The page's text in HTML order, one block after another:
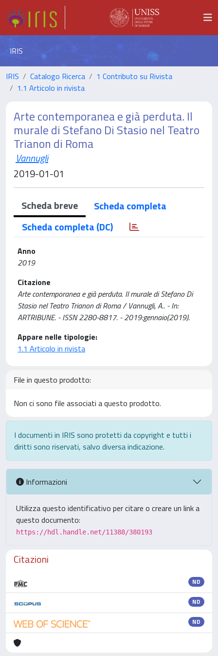
IRIS
IRIS Catalogo Ricerca
1 Contributo su Rivista
1.1 Articolo in rivista
Arte contemporanea e già perduta. Il
murale di Stefano Di Stasio nel Teatro
Trianon di Roma
Vannugli
2019-01-01
Scheda breve
Scheda completa
Scheda completa (DC)
Anno
2019
Citazione
Arte contemporanea e già perduta. Il murale di Stefano Di
Stasio nel Teatro Trianon di Roma / Vannugli, A.. - In:
ARTRIBUNE. - ISSN 2280-8817. - 2019:gennaio(2019).
Appare nelle tipologie:
1.1 Articolo in rivista
File in questo prodotto:
Non ci sono file associati a questo prodotto.
I documenti in IRIS sono protetti da copyright e tutti i
diritti sono riservati, salvo diversa indicazione.
Informazioni
Utilizza questo identificativo per citare o creare un link a
questo documento:
https://hdl.handle.net/11388/380193
Citazioni
ND
ND
ND